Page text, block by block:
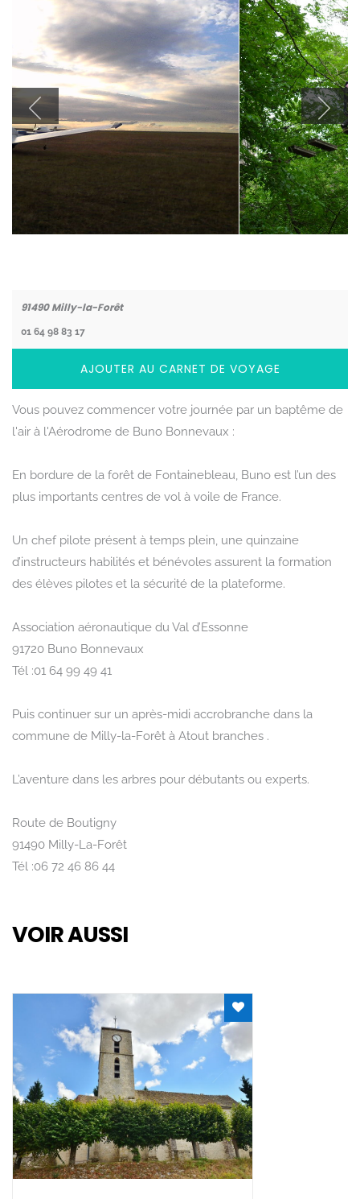
91490 Milly-la-Forêt
01 64 98 83 17
AJOUTER AU CARNET DE VOYAGE
Vous pouvez commencer votre journée par un baptême de
l'air à l'Aérodrome de Buno Bonnevaux :
En bordure de la forêt de Fontainebleau, Buno est l’un des
plus importants centres de vol à voile de France.
Un chef pilote présent à temps plein, une quinzaine
d’instructeurs habilités et bénévoles assurent la formation
des élèves pilotes et la sécurité de la plateforme.
Association aéronautique du Val d’Essonne
91720 Buno Bonnevaux
Tél :01 64 99 49 41
Puis continuer sur un après-midi accrobranche dans la
commune de Milly-la-Forêt à Atout branches .
L’aventure dans les arbres pour débutants ou experts.
Route de Boutigny
91490 Milly-La-Forêt
Tél :06 72 46 86 44
VOIR AUSSI